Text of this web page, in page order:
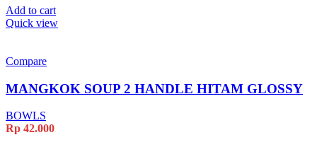
Add to cart
Quick view
Compare
MANGKOK SOUP 2 HANDLE HITAM GLOSSY
BOWLS
Rp 42.000